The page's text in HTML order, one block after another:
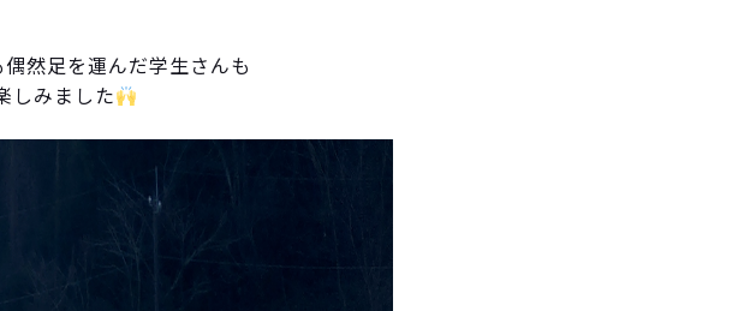
然足を運んだ学生さんも
しみました